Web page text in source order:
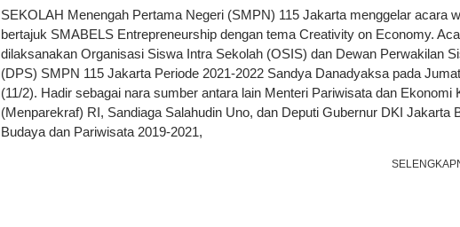
SEKOLAH Menengah Pertama Negeri (SMPN) 115 Jakarta menggelar acara
bertajuk SMABELS Entrepreneurship dengan tema Creativity on Economy.
dilaksanakan Organisasi Siswa Intra Sekolah (OSIS) dan Dewan Perwakilan
(DPS) SMPN 115 Jakarta Periode 2021-2022 Sandya Danadyaksa pada Jumat
(11/2). Hadir sebagai nara sumber antara lain Menteri Pariwisata dan Ekonomi
(Menparekraf) RI, Sandiaga Salahudin Uno, dan Deputi Gubernur DKI Jakarta
Budaya dan Pariwisata 2019-2021,